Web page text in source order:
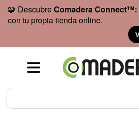
🧩 DescubreComadera Connect™:
con tu propia tienda online.